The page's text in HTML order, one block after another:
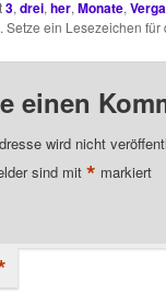
3,drei,her,Monate,
Setze ein Lesezeichen für
einen
wird nicht
sind mit* markiert